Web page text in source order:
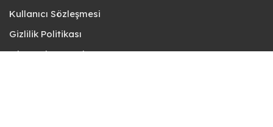
Kullanıcı Sözleşmesi
Gizlilik Politikası
Sık Sorulan Sorular